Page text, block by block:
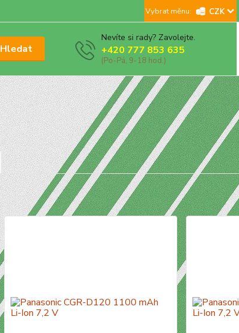
CZK
Hledat
Nevíte si rady? Zavolejte.
+420 777 853 635
(Po-Pá, 9-18 hod.)